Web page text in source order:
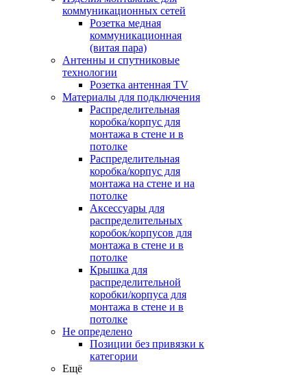
коммуникационных сетей
Розетка медная
коммуникационная
(витая пара)
Антенны и спутниковые
технологии
Розетка антенная TV
Материалы для подключения
Распределительная
коробка/корпус для
монтажа в стене и в
потолке
Распределительная
коробка/корпус для
монтажа на стене и на
потолке
Аксессуары для
распределительных
коробок/корпусов для
монтажа в стене и в
потолке
Крышка для
распределительной
коробки/корпуса для
монтажа в стене и в
потолке
Не определено
Позиции без привязки к
категории
Ещё